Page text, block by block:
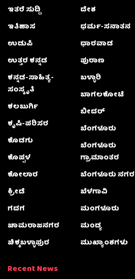
ಇತರೆ ಸುದ್ದಿ
ಇತಿಹಾಸ
ಉಡುಪಿ
ಉತ್ತರ ಕನ್ನಡ
ಕನ್ನಡ-ಸಾಹಿತ್ಯ-
ಸಂಸ್ಕೃತಿ
ಕಲಬುರ್ಗಿ
ಕೃಷಿ-ಪರಿಸರ
ಕೊಡಗು
ಕೊಪ್ಪಳ
ಕೋಲಾರ
ಕ್ರೀಡೆ
ಗದಗ
ಚಾಮರಾಜನಗರ
ಚಿಕ್ಕಬಳ್ಳಾಫುರ
ದೇಶ
ಧರ್ಮ-ಸನಾತನ
ಧಾರವಾಡ
ಪುರಾಣ
ಬಳ್ಳಾರಿ
ಬಾಗಲಕೋಟೆ
ಬೀದರ್
ಬೆಂಗಳೂರು
ಬೆಂಗಳೂರು
ಗ್ರಾಮಾಂತರ
ಬೆಂಗಳೂರು ನಗರ
ಬೆಳಗಾವಿ
ಮಂಗಳೂರು
ಮಂಡ್ಯ
ಮುಖ್ಯಾಂಶಗಳು
Recent News